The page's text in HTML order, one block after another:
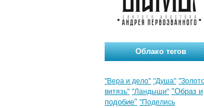
Облако тегов
"Вера и дело" "Душа"
витязь" "Ландыши" "Образ и
подобие" "Поделись